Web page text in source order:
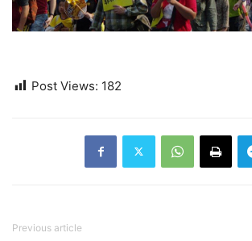
Post Views: 182
Previous article